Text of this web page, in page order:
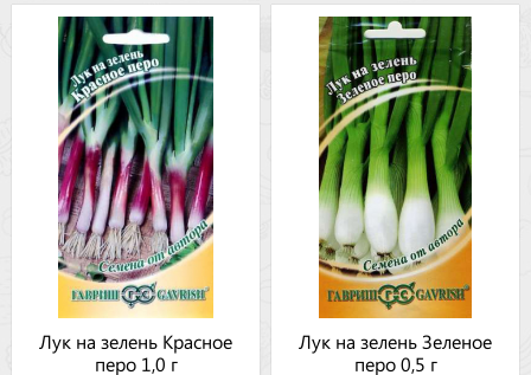
Лук на зелень Красное
перо 1,0 г
Лук на зелень Зеленое
перо 0,5 г